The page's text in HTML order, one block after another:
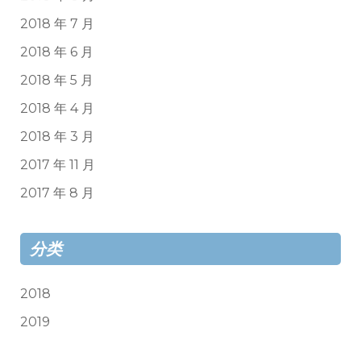
2018 年 7 月
2018 年 6 月
2018 年 5 月
2018 年 4 月
2018 年 3 月
2017 年 11 月
2017 年 8 月
分类
2018
2019